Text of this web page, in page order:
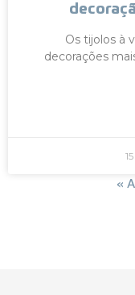
Os tijolos à
decorações
«